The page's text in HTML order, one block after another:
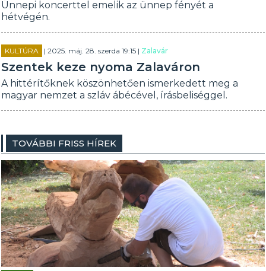
Ünnepi koncerttel emelik az ünnep fényét a
hétvégén.
KULTÚRA | 2025. máj. 28. szerda 19:15 | Zalavár
Szentek keze nyoma Zalaváron
A hittérítőknek köszönhetően ismerkedett meg a
magyar nemzet a szláv ábécével, írásbeliséggel.
TOVÁBBI FRISS HÍREK